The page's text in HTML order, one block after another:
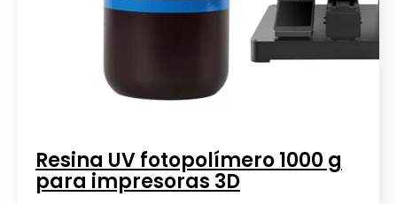
Resina UV fotopolímero 1000 g
para impresoras 3D